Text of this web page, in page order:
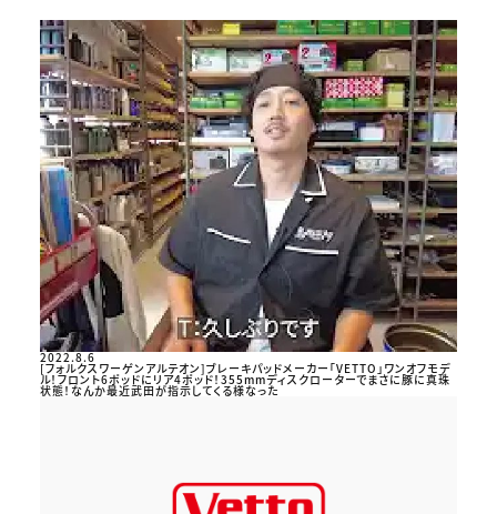
2022.8.6
[フォルクスワーゲンアルテオン]ブレーキパッドメーカー「VETTO」ワンオフモデ
ル！フロント6ポッドにリア4ポッド！355mmディスクローターでまさに豚に真珠
状態！なんか最近武田が指示してくる様なった